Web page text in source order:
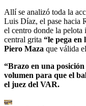
Allí se analizó toda la
Luis Díaz, el pase hacia
el centro donde la pelota
central grita “le pega en
Piero Maza que válida
“Brazo en una
volumen para que el
el juez del VAR.